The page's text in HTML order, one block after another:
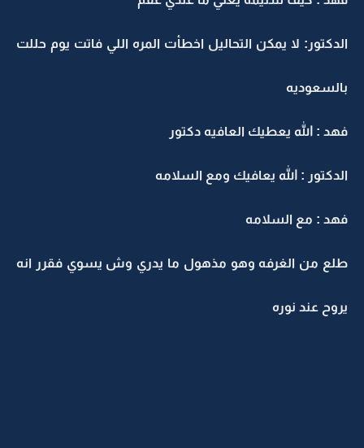
لا يمكن التحاليل اخطأت المره اللي فاتت يوم حللت
: الله يعطيك العافيه دكتور
: الله يعافيك ومع السلامه
: مع السلامه
من الغرفه وهو مذهول ما يدري وش يسوي فقرر انه
عند نوره